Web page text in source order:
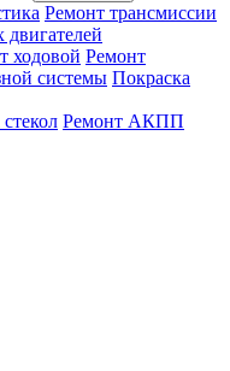
Ремонт трансмиссии
ходовой Ремонт
системы Покраска
Ремонт АКПП